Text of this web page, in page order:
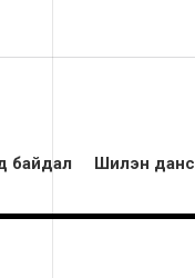
байдал Шилэн данс